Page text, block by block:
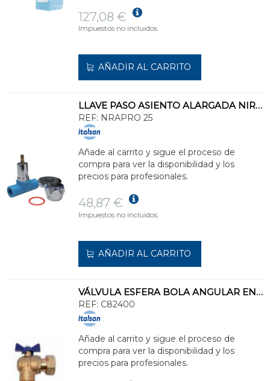
127,08 €
Impuestos no incluidos.
AÑADIR AL CARRITO
LLAVE PASO ASIENTO ALARGADA NIRON DIÁMETRO 25
REF: NRAPRO 25
Añade al carrito y sigue el proceso de
compra para ver la disponibilidad y los
precios para profesionales.
48,87 €
Impuestos no incluidos.
AÑADIR AL CARRITO
VÁLVULA ESFERA BOLA ANGULAR ENTRADA ROSCADA 3/4" DN15
REF: C82400
Añade al carrito y sigue el proceso de
compra para ver la disponibilidad y los
precios para profesionales.